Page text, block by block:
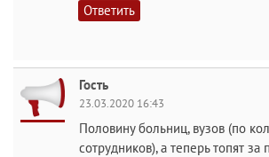
Ответить
Гость
23.03.2020 16:43
Половину больниц, вузов (по
сотрудников), а теперь топят за